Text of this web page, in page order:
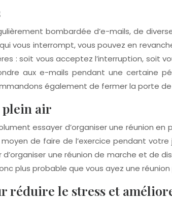
bombardée d’e-mails, de
vous interrompt, vous pouvez en
: soit vous acceptez l’interruption, soit
aux e-mails pendant une certaine
également de fermer la porte
plein air
essayer d’organiser une réunion
de faire de l’exercice pendant
une réunion de marche et de
plus probable que vous ayez une
réduire le stress et